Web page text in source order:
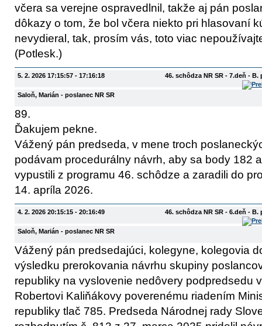
včera sa verejne ospravedlnil, takže aj pán
dôkazy o tom, že bol včera niekto pri hlasovaní
nevydieral, tak, prosím vás, toto viac
(Potlesk.)
5. 2. 2026 17:15:57 - 17:16:18 46. schôdza NR SR - 7.deň -
Saloň, Marián - poslanec NR SR
89.
Ďakujem pekne.
Vážený pán predseda, v mene troch
podávam procedurálny návrh, aby sa body 182
vypustili z programu 46. schôdze a zaradili do
14. apríla 2026.
4. 2. 2026 20:15:15 - 20:16:49 46. schôdza NR SR - 6.deň -
Saloň, Marián - poslanec NR SR
Vážený pán predsedajúci, kolegyne, kolegovia
výsledku prerokovania návrhu skupiny
republiky na vyslovenie nedôvery podpredsedu
Robertovi Kaliňákovy poverenému riadením
republiky tlač 785. Predseda Národnej rady